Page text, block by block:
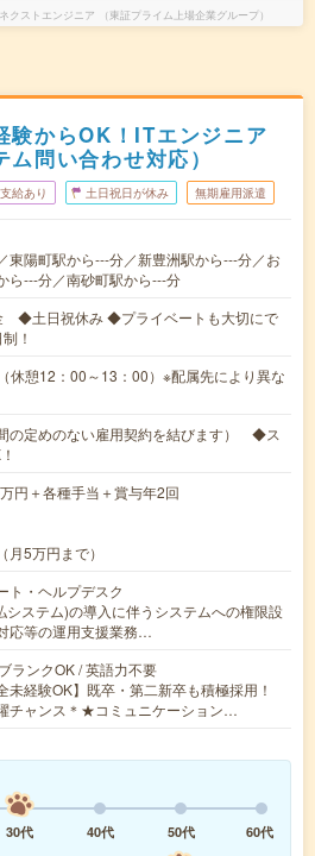
クストエンジニア （東証プライム上場企業グループ）
験からOK！ITエンジニア
ム問い合わせ対応）
給あり 土日祝日が休み 無期雇用派遣
東陽町駅から---分／新豊洲駅から---分／お
ら---分／南砂町駅から---分
◆土日祝休み ◆プライベートも大切にで
！
休憩12：00～13：00）※配属先により異な
の定めのない雇用契約を結びます） ◆ス
円＋各種手当＋賞与年2回
月5万円まで）
ト・ヘルプデスク
ステム)の導入に伴うシステムへの権限設
応等の運用支援業務…
ランクOK / 英語力不要
未経験OK】既卒・第二新卒も積極採用！
チャンス＊★コミュニケーション…
30代 40代 50代
60代